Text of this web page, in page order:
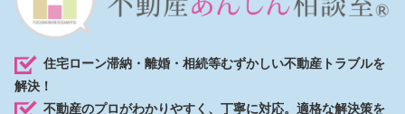
住宅ローン滞納・離婚・相続等むずかしい不動産トラブルを
解決！
不動産のプロがわかりやすく、丁寧に対応。適格な解決策を